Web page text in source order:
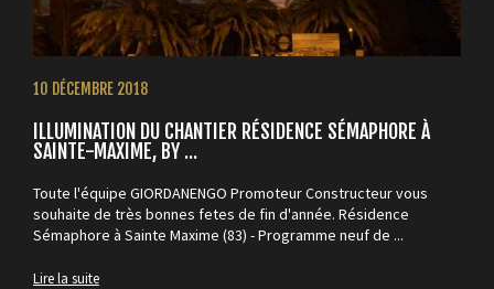
10 DÉCEMBRE 2018
ILLUMINATION DU CHANTIER RÉSIDENCE SÉMAPHORE À
SAINTE-MAXIME, BY ...
Toute l'équipe GIORDANENGO Promoteur Constructeur vous
souhaite de très bonnes fetes de fin d'année. Résidence
Sémaphore à Sainte Maxime (83) - Programme neuf de ...
Lire la suite